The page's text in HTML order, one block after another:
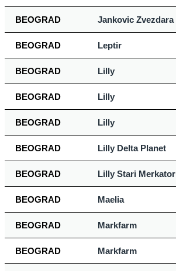
BEOGRAD Jankovic Zvezdara
BEOGRAD Leptir
BEOGRAD Lilly
BEOGRAD Lilly
BEOGRAD Lilly
BEOGRAD Lilly Delta Planet
BEOGRAD Lilly Stari Merkator
BEOGRAD Maelia
BEOGRAD Markfarm
BEOGRAD Markfarm